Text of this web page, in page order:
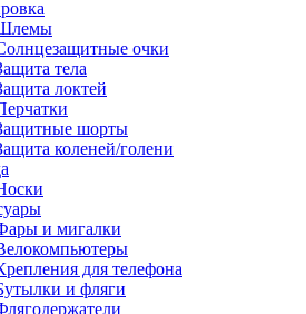
очки
тела
локтей
шорты
коленей/голени
и мигалки
для телефона
и фляги